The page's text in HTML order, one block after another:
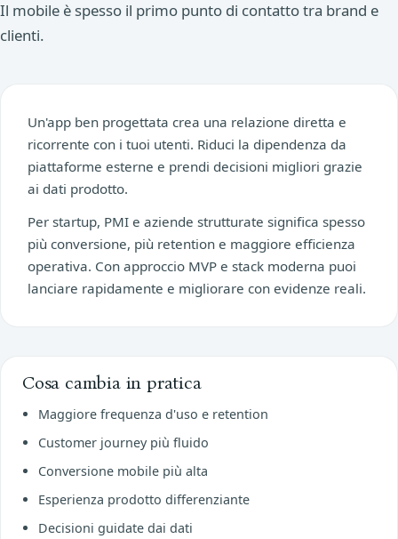
Il mobile è spesso il primo punto di contatto tra brand e
clienti.
Un'app ben progettata crea una relazione diretta e
ricorrente con i tuoi utenti. Riduci la dipendenza da
piattaforme esterne e prendi decisioni migliori grazie
ai dati prodotto.
Per startup, PMI e aziende strutturate significa spesso
più conversione, più retention e maggiore efficienza
operativa. Con approccio MVP e stack moderna puoi
lanciare rapidamente e migliorare con evidenze reali.
Cosa cambia in pratica
Maggiore frequenza d'uso e retention
Customer journey più fluido
Conversione mobile più alta
Esperienza prodotto differenziante
Decisioni guidate dai dati